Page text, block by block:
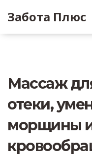
Забота Плюс
Массаж
отеки,
морщины